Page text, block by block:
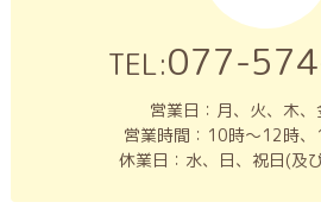
TEL:077-
営業日：月、火、木、
営業時間：10時～12時
休業日：水、日、祝日(及